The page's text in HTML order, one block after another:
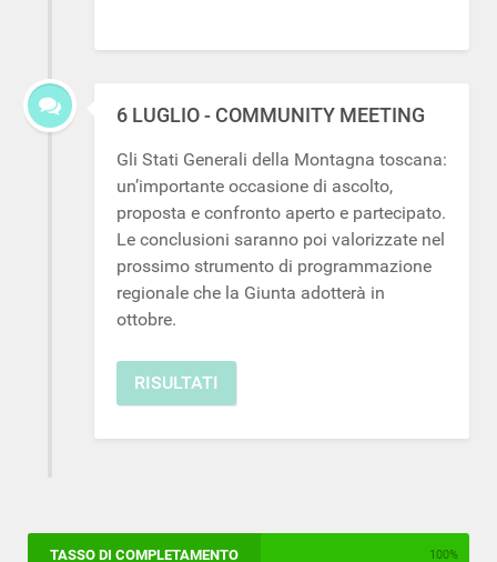
6 LUGLIO - COMMUNITY MEETING
Gli Stati Generali della Montagna toscana:
un’importante occasione di ascolto,
proposta e confronto aperto e partecipato.
Le conclusioni saranno poi valorizzate nel
prossimo strumento di programmazione
regionale che la Giunta adotterà in
ottobre.
RISULTATI
TASSO DI COMPLETAMENTO 100%